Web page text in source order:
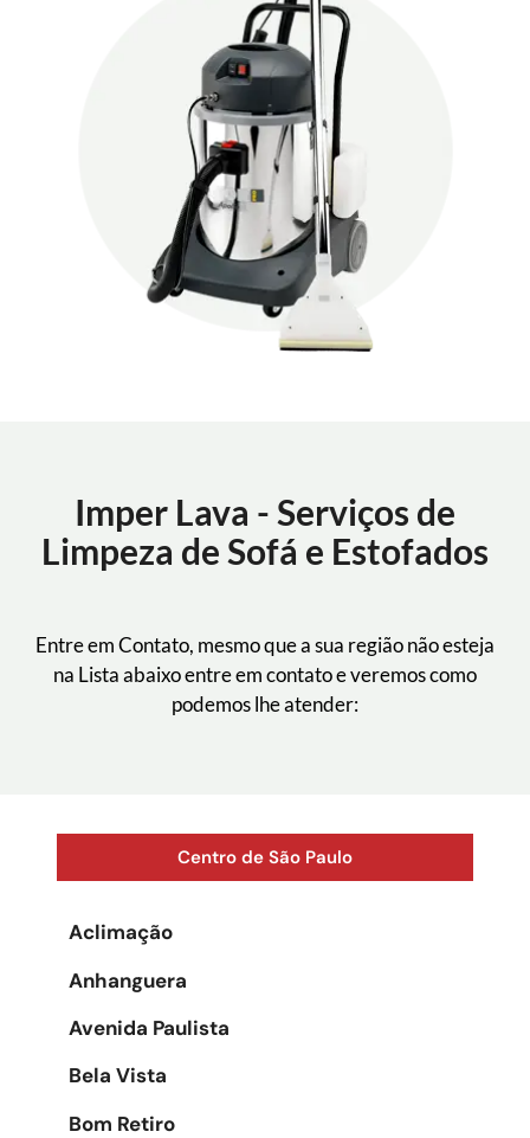
Imper Lava - Serviços de
Limpeza de Sofá e Estofados
Entre em Contato, mesmo que a sua região não esteja
na Lista abaixo entre em contato e veremos como
podemos lhe atender:
Centro de São Paulo
Aclimação
Anhanguera
Avenida Paulista
Bela Vista
Bom Retiro